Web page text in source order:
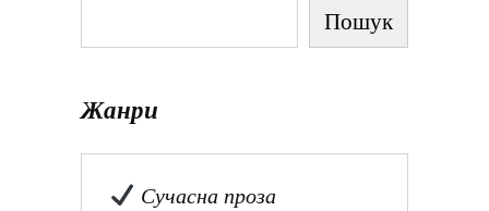
Пошук
Жанри
Сучасна проза